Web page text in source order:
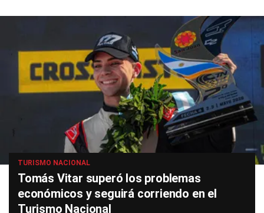
TURISMO NACIONAL
Tomás Vitar superó los problemas
económicos y seguirá corriendo en el
Turismo Nacional